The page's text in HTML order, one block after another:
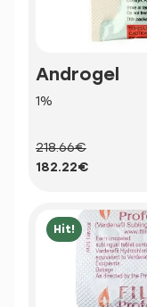
Androgel
1%
218.66€
182.22€
Hit!